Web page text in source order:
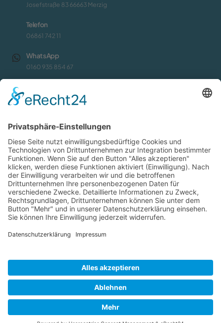
Josefstraße 83 66663 Merzig
Telefon
06861 742 11
WhatsApp
0160 935 854 67
info@zahnarztpraxis-merzig.de
Rechtliches
Impressum
Datenschutz
Services
Finanzierungsservice